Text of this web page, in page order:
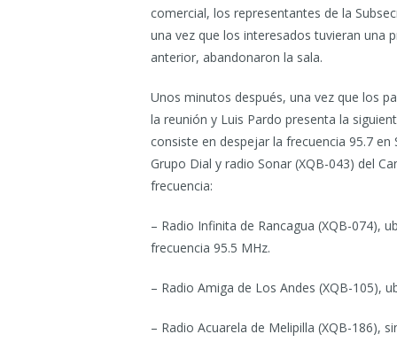
comercial, los representantes de la
una vez que los interesados tuvieran una
anterior, abandonaron la sala.
Unos minutos después, una vez que los
la reunión y Luis Pardo presenta la
consiste en despejar la frecuencia 95.7
Grupo Dial y radio Sonar (XQB-043) del
frecuencia:
– Radio Infinita de Rancagua (XQB-074),
frecuencia 95.5 MHz.
– Radio Amiga de Los Andes (XQB-105),
– Radio Acuarela de Melipilla (XQB-186),